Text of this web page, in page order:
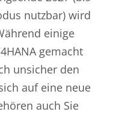
nutzbar) wird
einige
gemacht
unsicher den
auf eine neue
auch Sie